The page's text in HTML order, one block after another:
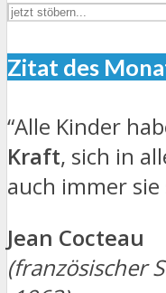
Zitat des
“Alle Kinder
Kraft, sich in
auch immer sie
Jean Cocteau
(französischer